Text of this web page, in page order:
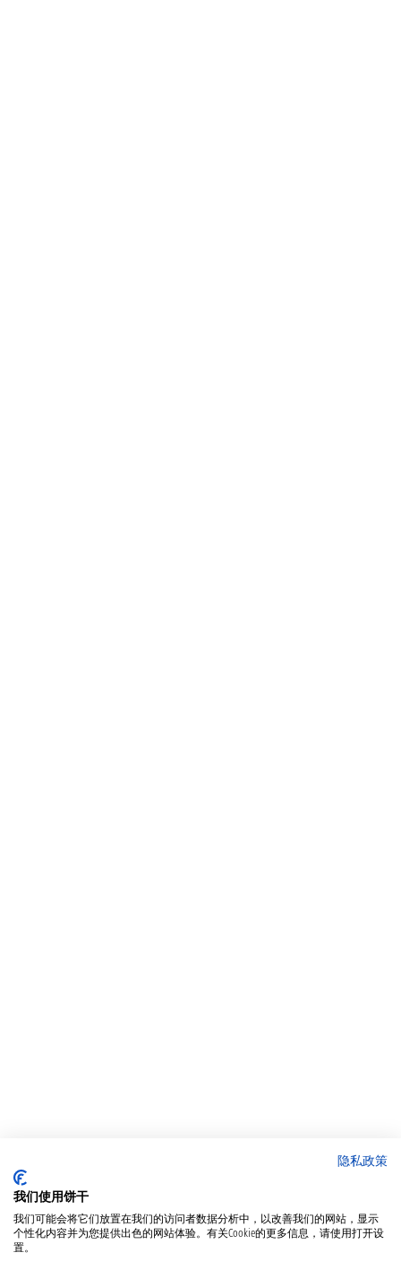
隐私政策
我们使用饼干
我们可能会将它们放置在我们的访问者数据分析中，以改善我们的网站，显示
个性化内容并为您提供出色的网站体验。有关Cookie的更多信息，请使用打开设
置。